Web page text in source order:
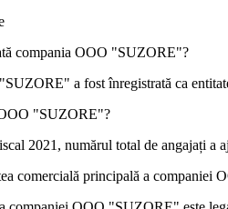
compania OOO "SUZORE"?
a fost înregistrată ca
"SUZORE"?
2021, numărul total de angajați a
comercială principală a companiei